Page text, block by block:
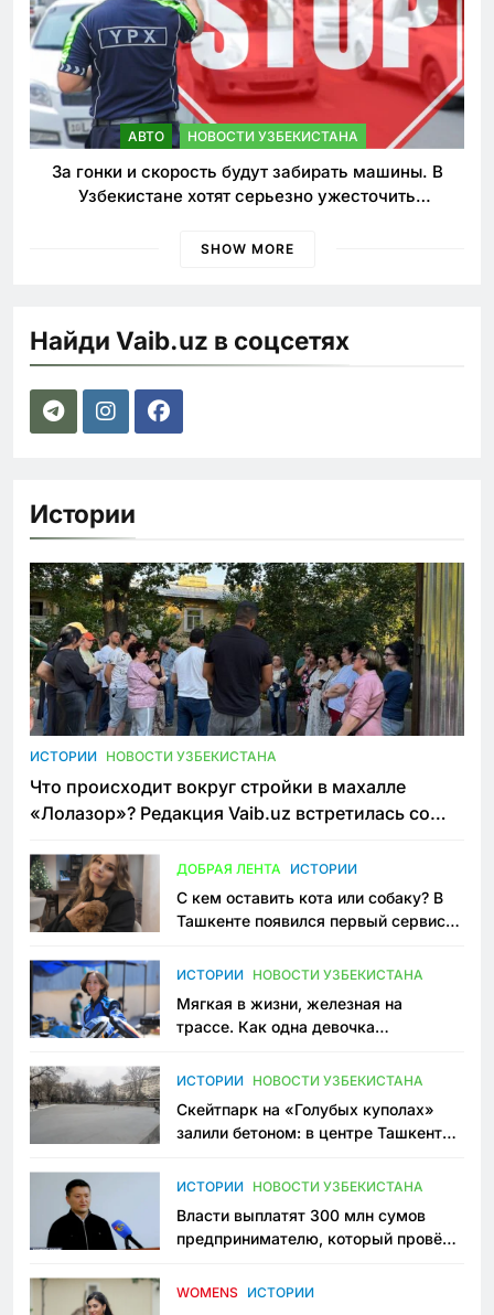
АВТО НОВОСТИ УЗБЕКИСТАНА
За гонки и скорость будут забирать машины. В
Узбекистане хотят серьезно ужесточить
SHOW MORE
Найди Vaib.uz в соцсетях
Истории
ИСТОРИИ НОВОСТИ УЗБЕКИСТАНА
Что происходит вокруг стройки в махалле
«Лолазор»? Редакция Vaib.uz встретилась со
ДОБРАЯ ЛЕНТА ИСТОРИИ
С кем оставить кота или собаку? В
Ташкенте появился первый сервис
ИСТОРИИ НОВОСТИ УЗБЕКИСТАНА
Мягкая в жизни, железная на
трассе. Как одна девочка
Узбекистане
ИСТОРИИ НОВОСТИ УЗБЕКИСТАНА
Скейтпарк на «Голубых куполах»
залили бетоном: в центре Ташкента
пространство
ИСТОРИИ НОВОСТИ УЗБЕКИСТАНА
Власти выплатят 300 млн сумов
предпринимателю, который провёл
приговору
WOMENS ИСТОРИИ